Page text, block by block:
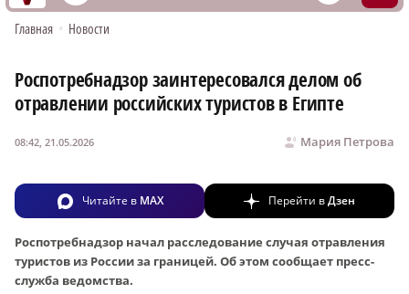
Главная • Новости
Роспотребнадзор заинтересовался делом об
отравлении российских туристов в Египте
Мария Петрова
08:42, 21.05.2026
Читайте в MAX Перейти вДзен
Роспотребнадзор начал расследование случая отравления
туристов из России за границей. Об этом сообщает пресс-
служба ведомства.